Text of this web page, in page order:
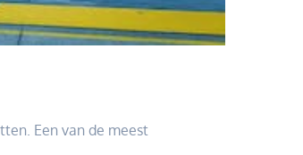
Een van de meest